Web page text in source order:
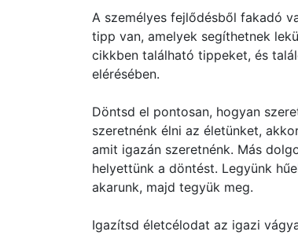
A személyes fejlődésből fakadó
tipp van, amelyek segíthetnek
cikkben található tippeket, és
elérésében.
Döntsd el pontosan, hogyan
szeretnénk élni az életünket,
amit igazán szeretnénk. Más
helyettünk a döntést. Legyünk
akarunk, majd tegyük meg.
Igazítsd életcélodat az igazi